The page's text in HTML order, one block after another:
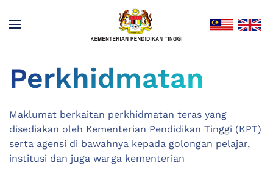
Perkhidmatan
Maklumat berkaitan perkhidmatan teras yang
disediakan oleh Kementerian Pendidikan Tinggi (KPT)
serta agensi di bawahnya kepada golongan pelajar,
institusi dan juga warga kementerian